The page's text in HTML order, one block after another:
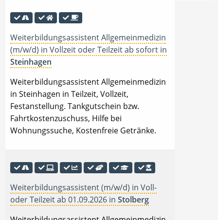
Weiterbildungsassistent Allgemeinmedizin
(m/w/d) in Vollzeit oder Teilzeit ab sofort in
Steinhagen
Weiterbildungsassistent Allgemeinmedizin
in Steinhagen in Teilzeit, Vollzeit,
Festanstellung. Tankgutschein bzw.
Fahrtkostenzuschuss, Hilfe bei
Wohnungssuche, Kostenfreie Getränke.
Weiterbildungsassistent (m/w/d) in Voll-
oder Teilzeit ab 01.09.2026 in Stolberg